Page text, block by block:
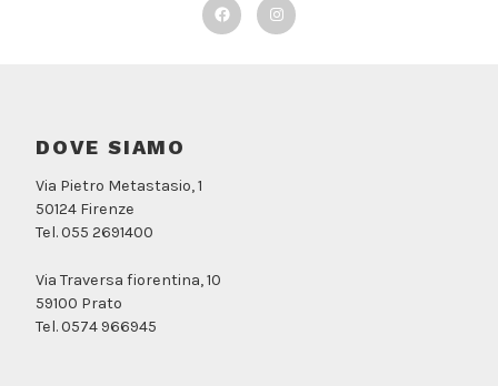
FacebookInstagram
DOVE SIAMO
Via Pietro Metastasio, 1
50124 Firenze
Tel. 055 2691400
Via Traversa fiorentina, 10
59100 Prato
Tel. 0574 966945